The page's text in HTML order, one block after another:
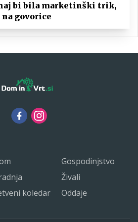
bi bila marketinški trik,
govorice
Gospodinjstvo
Živali
koledar Oddaje